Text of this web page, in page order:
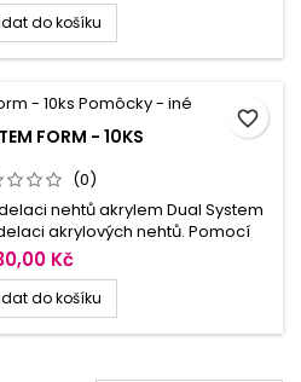
s klasickou modelací, velikostní
od 1-10.
do košíku
FORM - 10KS
(0)
nehtů akrylem Dual System
akrylových nehtů. Pomocí
akrylové nehty velmi rychle a
použití a šetří čas
s klasickou modelací, velikostní
od 1-10.
Kč
do košíku
favorite_border